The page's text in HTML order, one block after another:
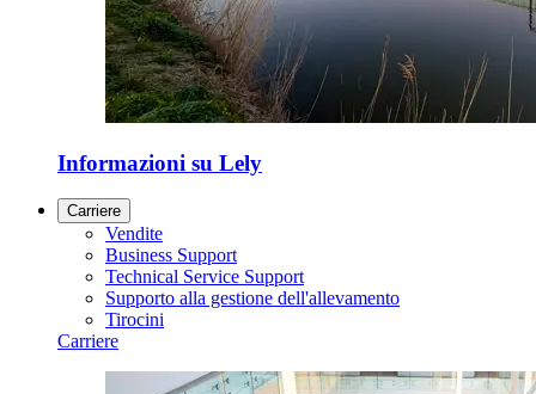
Informazioni su Lely
Carriere
Vendite
Business Support
Technical Service Support
Supporto alla gestione dell'allevamento
Tirocini
Carriere